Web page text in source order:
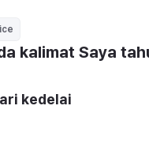
kalimat Saya
kedelai